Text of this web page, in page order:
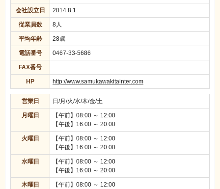
会社設立日 2014.8.1
従業員数 8人
平均年齢 28歳
電話番号 0467-33-5686
FAX番号
HP http://www.samukawakitainter.com
営業日 日/月/火/水/木/金/土
月曜日
【午前】08:00 ～ 12:00
【午後】16:00 ～ 20:00
火曜日
【午前】08:00 ～ 12:00
【午後】16:00 ～ 20:00
水曜日
【午前】08:00 ～ 12:00
【午後】16:00 ～ 20:00
木曜日
【午前】08:00 ～ 12:00